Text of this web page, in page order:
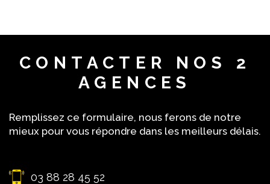
CONTACTER NOS 2
AGENCES
Remplissez ce formulaire, nous ferons de notre
mieux pour vous répondre dans les meilleurs délais.
03 88 28 45 52